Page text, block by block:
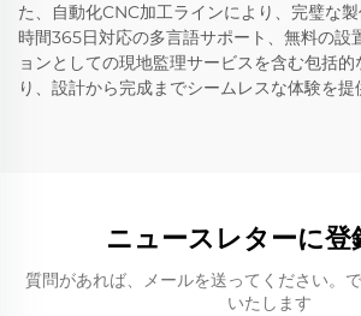
た、自動化CNC加工ラインにより、完璧な
時間365日対応の多言語サポート、無料の設
ョンとしての現地監理サービスを含む包括的
り、設計から完成までシームレスな体験を提
ニュースレターに登
質問があれば、メールを送ってください。
いたします